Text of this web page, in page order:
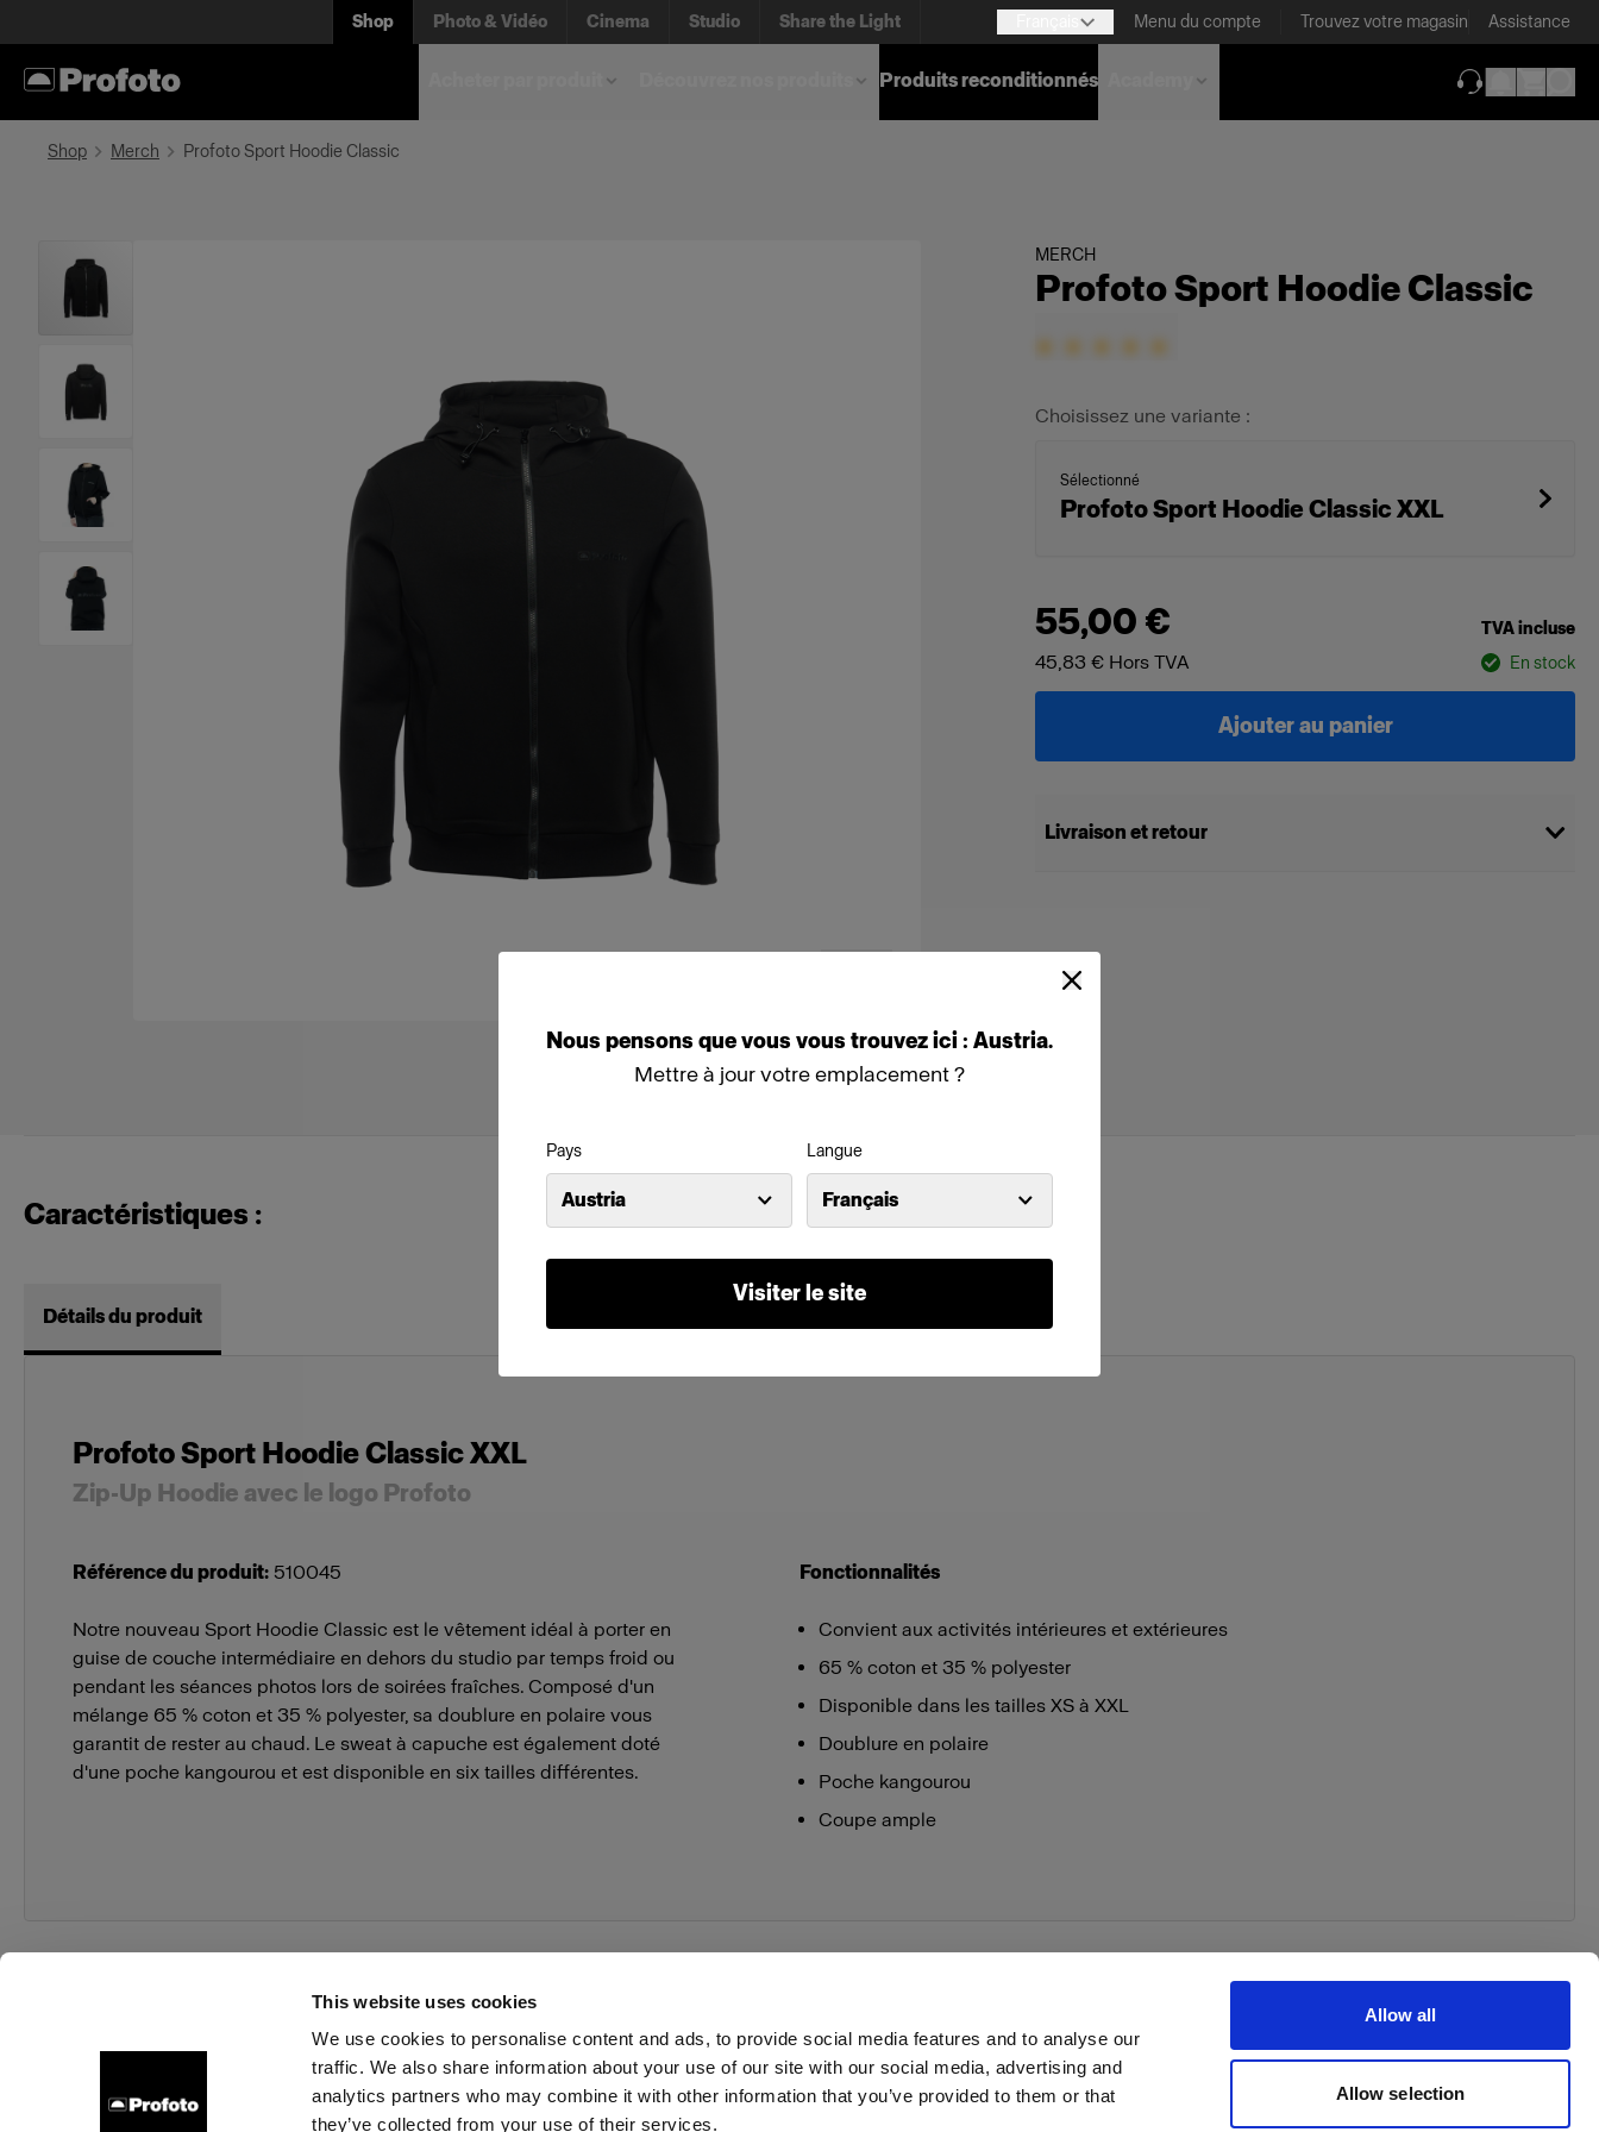
This website uses cookies
We use cookies to personalise content and ads, to provide social media features and to analyse our
traffic. We also share information about your use of our site with our social media, advertising and
analytics partners who may combine it with other information that you’ve provided to them or that
they’ve collected from your use of their services.
Allow all
Allow selection
Nous pensons quevous vous trouvezici : Austria.
Mettre à jour votre emplacement ?
Pays
Austria
Langue
Français
Visiter le site
Shop Photo & Vidéo Cinema Studio Share the Light Menu du compte Trouvez votre magasin Assistance
Produits reconditionnés
Shop Merch Profoto Sport Hoodie Classic
MERCH
Profoto Sport Hoodie Classic
Choisissez une variante :
Sélectionné
Profoto Sport Hoodie Classic XXL
55,00 € TVA incluse
45,83 € Hors TVA En stock
Ajouter au panier
Livraison et retour
Caractéristiques :
Détails du produit
Profoto Sport Hoodie Classic XXL
Zip-Up Hoodie avec le logo Profoto
Référence du produit: 510045
Notre nouveau Sport Hoodie Classic est le vêtement idéal à porter en
guise de couche intermédiaire en dehors du studio par temps froid ou
pendant les séances photos lors de soirées fraîches. Composé d'un
mélange 65 % coton et 35 % polyester, sa doublure en polaire vous
garantit de rester au chaud. Le sweat à capuche est également doté
d'une poche kangourou et est disponible en six tailles différentes.
Fonctionnalités
Convient aux activités intérieures et extérieures
65 % coton et 35 % polyester
Disponible dans les tailles XS à XXL
Doublure en polaire
Poche kangourou
Coupe ample
À propos de Profoto Support Emploi Presse Investisseurs Share The Light Withdrawal your order